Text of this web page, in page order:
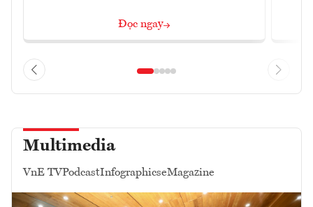
Đọc ngay
Multimedia
VnE TVPodcastInfographicseMagazine